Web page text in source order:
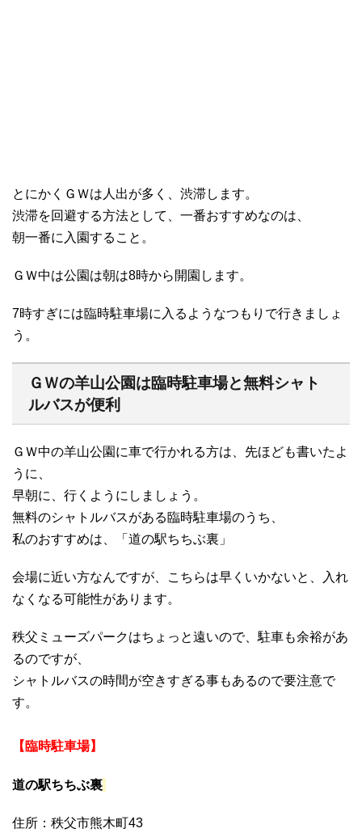
とにかくＧＷは人出が多く、渋滞します。
渋滞を回避する方法として、一番おすすめなのは、
朝一番に入園すること。
ＧＷ中は公園は朝は8時から開園します。
7時すぎには臨時駐車場に入るようなつもりで行きましょ
う。
ＧＷの羊山公園は臨時駐車場と無料シャト
ルバスが便利
ＧＷ中の羊山公園に車で行かれる方は、先ほども書いたよ
うに、
早朝に、行くようにしましょう。
無料のシャトルバスがある臨時駐車場のうち、
私のおすすめは、「道の駅ちちぶ裏」
会場に近い方なんですが、こちらは早くいかないと、入れ
なくなる可能性があります。
秩父ミューズパークはちょっと遠いので、駐車も余裕があ
るのですが、
シャトルバスの時間が空きすぎる事もあるので要注意で
す。
【臨時駐車場】
道の駅ちちぶ裏
住所：秩父市熊木町43